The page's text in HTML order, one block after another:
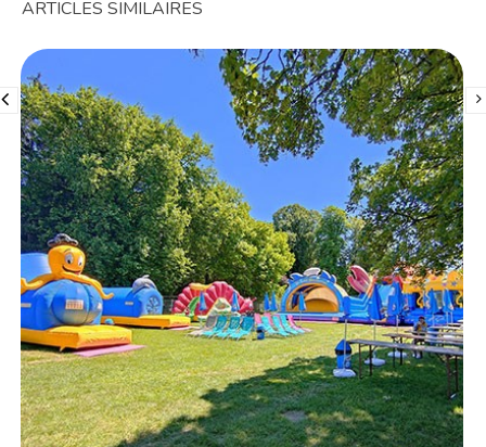
ARTICLES SIMILAIRES